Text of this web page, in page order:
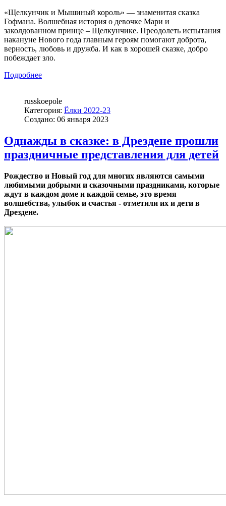
«Щелкунчик и Мышиный король» — знаменитая сказка
Гофмана. Волшебная история о девочке Мари и
заколдованном принце – Щелкунчике. Преодолеть испытания
накануне Нового года главным героям помогают доброта,
верность, любовь и дружба. И как в хорошей сказке, добро
побеждает зло.
Подробнее
russkoepole
Категория: Ёлки 2022-23
Создано: 06 января 2023
Однажды в сказке: в Дрездене прошли
праздничные представления для детей
Рождество и Новый год для многих являются самыми
любимыми добрыми и сказочными праздниками, которые
ждут в каждом доме и каждой семье, это время
волшебства, улыбок и счастья - отметили их и дети в
Дрездене.